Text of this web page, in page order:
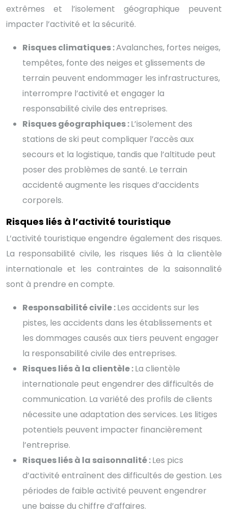
extrêmes et l’isolement géographique peuvent
impacter l’activité et la sécurité.
Risques climatiques :Avalanches, fortes neiges,
tempêtes, fonte des neiges et glissements de
terrain peuvent endommager les infrastructures,
interrompre l’activité et engager la
responsabilité civile des entreprises.
Risques géographiques :L’isolement des
stations de ski peut compliquer l’accès aux
secours et la logistique, tandis que l’altitude peut
poser des problèmes de santé. Le terrain
accidenté augmente les risques d’accidents
corporels.
Risques liés à l’activité touristique
L’activité touristique engendre également des risques.
La responsabilité civile, les risques liés à la clientèle
internationale et les contraintes de la saisonnalité
sont à prendre en compte.
Responsabilité civile :Les accidents sur les
pistes, les accidents dans les établissements et
les dommages causés aux tiers peuvent engager
la responsabilité civile des entreprises.
Risques liés à la clientèle :La clientèle
internationale peut engendrer des difficultés de
communication. La variété des profils de clients
nécessite une adaptation des services. Les litiges
potentiels peuvent impacter financièrement
l’entreprise.
Risques liés à la saisonnalité :Les pics
d’activité entraînent des difficultés de gestion. Les
périodes de faible activité peuvent engendrer
une baisse du chiffre d’affaires.